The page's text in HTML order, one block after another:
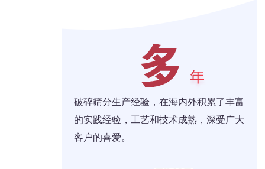
破碎筛分生产经验，在海内外积累了丰富
的实践经验，工艺和技术成熟，深受广大
客户的喜爱。